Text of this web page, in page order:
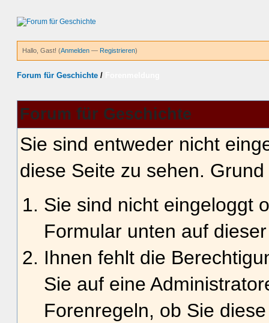
Hallo, Gast! (Anmelden — Registrieren)
Forum für Geschichte /
Forum für Geschichte
Sie sind entweder nicht
diese Seite zu sehen.
Sie sind nicht eingeloggt
Formular unten auf
Ihnen fehlt die
Sie auf eine
Forenregeln, ob Sie